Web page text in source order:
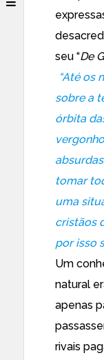
seu “De
“Até os
sobre a
órbita
tomar
uma
cristãos
por isso
Um
natural
apenas
rivais